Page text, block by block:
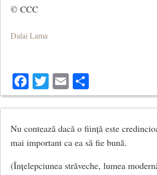
© CCC
Dalai Lama
Facebook
Twitter
Email
Nu contează dacă o ființă este
mai important ca ea să fie bună.
(Înțelepciunea străveche, lumea